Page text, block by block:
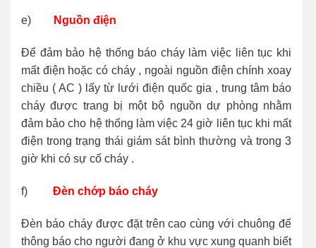
e) Nguồn điện
Để đảm bảo hệ thống báo cháy làm việc liên tục khi
mất điện hoặc có cháy , ngoài nguồn điện chính xoay
chiều ( AC ) lấy từ lưới điện quốc gia , trung tâm báo
cháy được trang bị một bộ nguồn dự phòng nhằm
đảm bảo cho hệ thống làm việc 24 giờ liên tục khi mất
điện trong trạng thái giám sát bình thường và trong 3
giờ khi có sự cố cháy .
f) Đèn chớp báo cháy
Đèn báo cháy được đặt trên cao cùng với chuông để
thông báo cho người đang ở khu vực xung quanh biết